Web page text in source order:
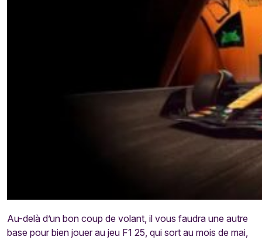
Au-delà d’un bon coup de volant, il vous faudra une autre
base pour bien jouer au jeu F1 25, qui sort au mois de mai,